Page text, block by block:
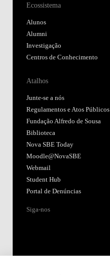
Ecossistema
Alunos
Alumni
Investigação
Centros de Conhecimento
Atalhos
Junte-se a nós
Regulamentos e Atos Públicos
Fundação Alfredo de Sousa
Biblioteca
Nova SBE Today
Moodle@NovaSBE
Webmail
Student Hub
Portal de Denúncias
Siga-nos